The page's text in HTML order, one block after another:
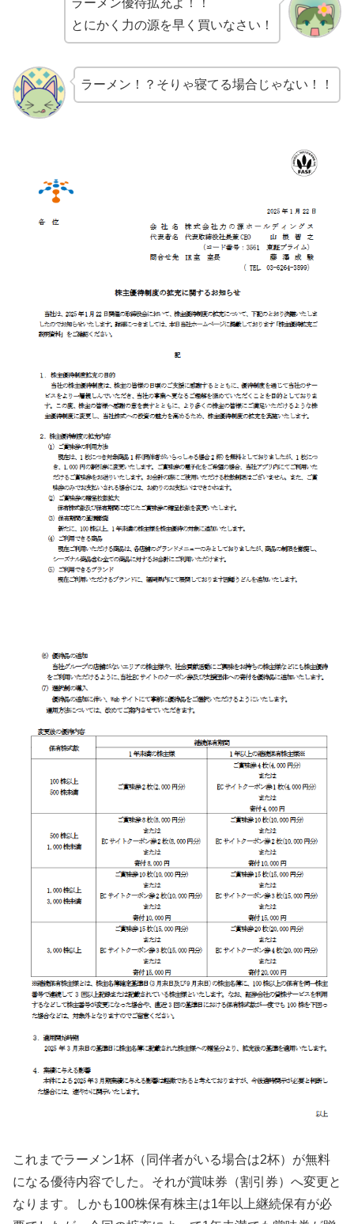
ラーメン優待拡充よ！！
とにかく力の源を早く買いなさい！
ラーメン！？そりゃ寝てる場合じゃない！！
これまでラーメン1杯（同伴者がいる場合は2杯）が無料
になる優待内容でした。それが賞味券（割引券）へ変更と
なります。しかも100株保有株主は1年以上継続保有が必